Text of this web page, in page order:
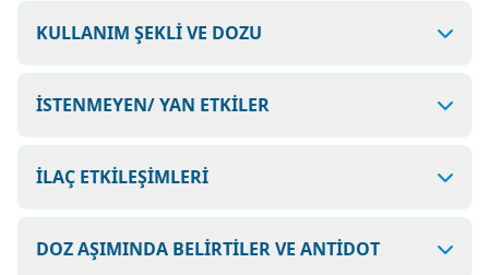
KULLANIM ŞEKLİ VE DOZU
İSTENMEYEN/ YAN ETKİLER
İLAÇ ETKİLEŞİMLERİ
DOZ AŞIMINDA BELİRTİLER VE ANTİDOT